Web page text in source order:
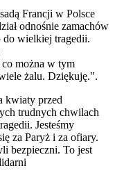
Francji w Polsce
odnośnie zamachów
do wielkiej tragedii.
można w tym
żalu. Dziękuję.".
kwiaty przed
trudnych chwilach
Jesteśmy
za Paryż i za ofiary.
bezpieczni. To jest